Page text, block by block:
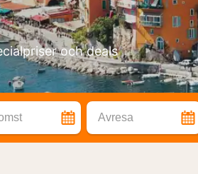
och deals
Avresa